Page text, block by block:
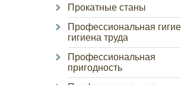
Прокатные станы
Профессиональная
гигиена труда
Профессиональная
пригодность